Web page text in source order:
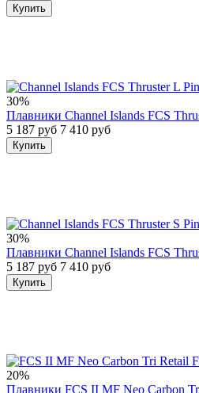
Купить
30%
Плавники Channel Islands FCS
5 187 руб 7 410 руб
Купить
30%
Плавники Channel Islands FCS
5 187 руб 7 410 руб
Купить
20%
Плавники FCS II MF Neo Carbon